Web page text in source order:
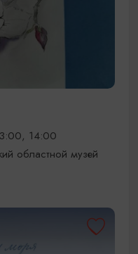
14:00
областной музей